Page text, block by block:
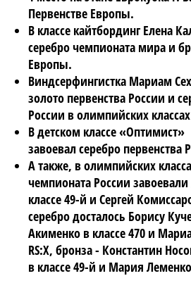
Первенстве Европы.
В классе кайтбординг Елена
серебро чемпионата мира и
Европы.
Виндсерфингистка Мариам
золото первенства России и
России в олимпийских
В детском классе
завоевал серебро первенства
А также, в олимпийских
чемпионата России
классе 49-й и Сергей
серебро досталось Борису
Акименко в классе 470 и
RS:X, бронза - Константин
в классе 49-й и Мария